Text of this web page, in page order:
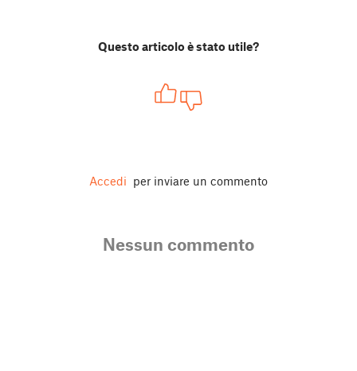
Questo articolo è stato utile?
Accedi per inviare un commento
Nessun commento